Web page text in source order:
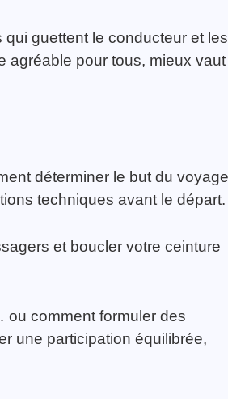
guettent le conducteur et les
agréable pour tous, mieux vaut
déterminer le but du
techniques avant le départ.
et boucler votre ceinture
ou comment formuler des
une participation équilibrée,